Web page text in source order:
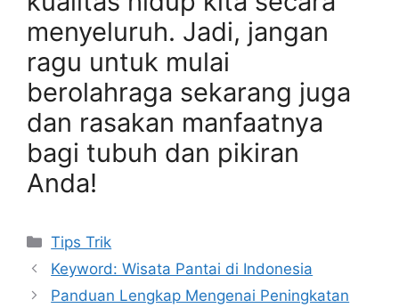
menyeluruh. Jadi, jangan
ragu untuk mulai
berolahraga sekarang juga
dan rasakan manfaatnya
bagi tubuh dan pikiran
Anda!
Categories
Tips Trik
Keyword: Wisata Pantai di Indonesia
Panduan Lengkap Mengenai Peningkatan